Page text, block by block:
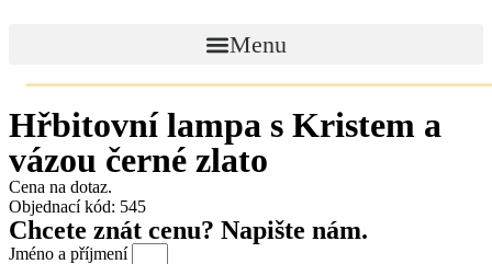
Menu
Hřbitovní lampa s Kristem a
vázou černé zlato
Cena na dotaz.
Objednací kód: 545
Chcete znát cenu? Napište nám.
Jméno a příjmení